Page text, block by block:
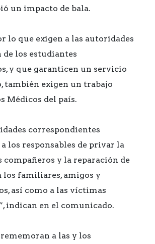
un impacto de bala.
lo que exigen a las autoridades
los estudiantes
y que garanticen un servicio
también exigen un trabajo
Médicos del país.
correspondientes
los responsables de privar la
compañeros y la reparación de
los familiares, amigos y
así como a las víctimas
indican en el comunicado.
a las y los